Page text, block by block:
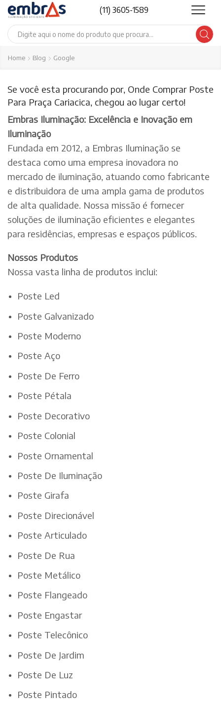
(11) 3605-1589
Search
Home Blog Google
Se você esta procurando por, Onde Comprar Poste
Para Praça Cariacica, chegou ao lugar certo!
Embras Iluminação: Excelência e Inovação em
Iluminação
Fundada em 2012, a Embras Iluminação se
destaca como uma empresa inovadora no
mercado de iluminação, atuando como fabricante
e distribuidora de uma ampla gama de produtos
de alta qualidade. Nossa missão é fornecer
soluções de iluminação eficientes e elegantes
para residências, empresas e espaços públicos.
Nossos Produtos
Nossa vasta linha de produtos inclui:
Poste Led
Poste Galvanizado
Poste Moderno
Poste Aço
Poste De Ferro
Poste Pétala
Poste Decorativo
Poste Colonial
Poste Ornamental
Poste De Iluminação
Poste Girafa
Poste Direcionável
Poste Articulado
Poste De Rua
Poste Metálico
Poste Flangeado
Poste Engastar
Poste Telecônico
Poste De Jardim
Poste De Luz
Poste Pintado